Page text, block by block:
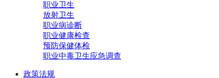
职业卫生
放射卫生
职业病诊断
职业健康检查
预防保健体检
职业中毒卫生应急调查
政策法规